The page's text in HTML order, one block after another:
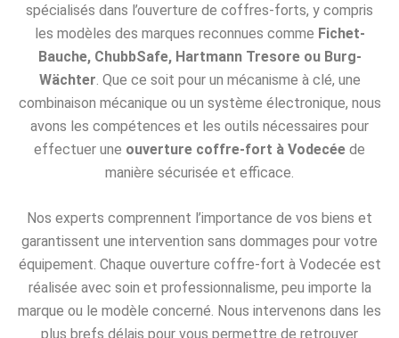
spécialisés dans l’ouverture de coffres-forts, y compris
les modèles des marques reconnues comme Fichet-
Bauche, ChubbSafe, Hartmann Tresore ou Burg-
Wächter . Que ce soit pour un mécanisme à clé, une
combinaison mécanique ou un système électronique, nous
avons les compétences et les outils nécessaires pour
effectuer une ouverture coffre-fort à Vodecée de
manière sécurisée et efficace.
Nos experts comprennent l’importance de vos biens et
garantissent une intervention sans dommages pour votre
équipement. Chaque ouverture coffre-fort à Vodecée est
réalisée avec soin et professionnalisme, peu importe la
marque ou le modèle concerné. Nous intervenons dans les
plus brefs délais pour vous permettre de retrouver